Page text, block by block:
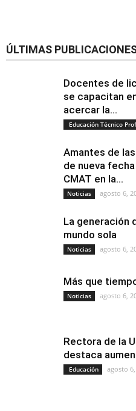
ÚLTIMAS
Docentes de
se capacitan
acercar la...
Educación Técnico
Amantes de
de nueva
CMAT en la...
Noticias agosto 6,
La generación
mundo sola
Noticias agosto 6,
Más que
Noticias agosto 6,
Rectora de la
destaca
Educación agosto